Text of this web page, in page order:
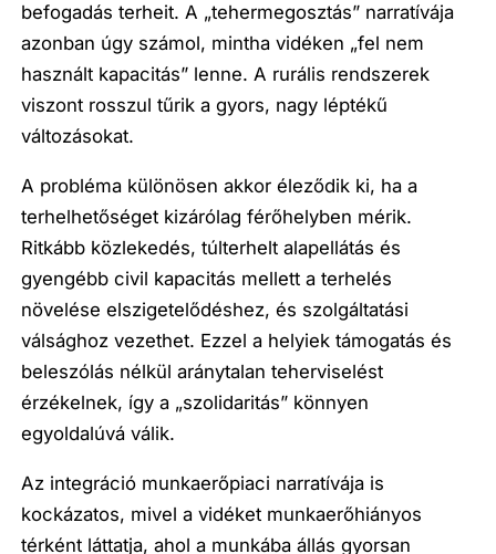
befogadás terheit. A „tehermegosztás” narratívája
azonban úgy számol, mintha vidéken „fel nem
használt kapacitás” lenne. A rurális rendszerek
viszont rosszul tűrik a gyors, nagy léptékű
változásokat.
A probléma különösen akkor éleződik ki, ha a
terhelhetőséget kizárólag férőhelyben mérik.
Ritkább közlekedés, túlterhelt alapellátás és
gyengébb civil kapacitás mellett a terhelés
növelése elszigetelődéshez, és szolgáltatási
válsághoz vezethet. Ezzel a helyiek támogatás és
beleszólás nélkül aránytalan teherviselést
érzékelnek, így a „szolidaritás” könnyen
egyoldalúvá válik.
Az integráció munkaerőpiaci narratívája is
kockázatos, mivel a vidéket munkaerőhiányos
térként láttatja, ahol a munkába állás gyorsan